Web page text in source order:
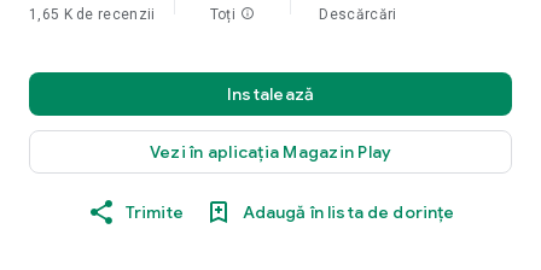
1,65 K de recenzii Toți info Descărcări
Instalează
Vezi în aplicația Magazin Play
Trimite Adaugă în lista de dorințe